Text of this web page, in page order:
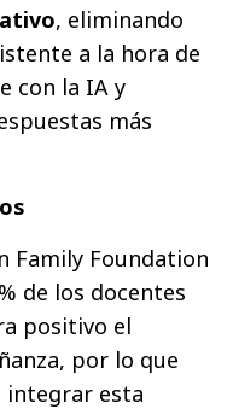
, eliminando
a la hora de
con la IA y
más
Family Foundation
de los docentes
positivo el
por lo que
integrar esta